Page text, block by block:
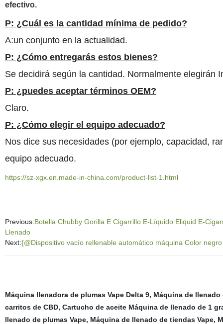
efectivo.
P: ¿Cuál es la cantidad mínima de pedido?
A:un conjunto en la actualidad.
P: ¿Cómo entregarás estos bienes?
Se decidirá según la cantidad. Normalmente elegirán
P: ¿puedes aceptar términos OEM?
Claro.
P: ¿Cómo elegir el equipo adecuado?
Nos dice sus necesidades (por ejemplo, capacidad,
equipo adecuado.
https://sz-xgx.en.made-in-china.com/product-list-1.html
Previous:Botella Chubby Gorilla E Cigarrillo E-Líquido Eliquid E-
Llenado
Next:{@Dispositivo vacío rellenable automático máquina Color
Máquina llenadora de plumas Vape Delta 9, Máquina de llenado
carritos de CBD, Cartucho de aceite Máquina de llenado de 1
llenado de plumas Vape, Máquina de llenado de tiendas Vape,